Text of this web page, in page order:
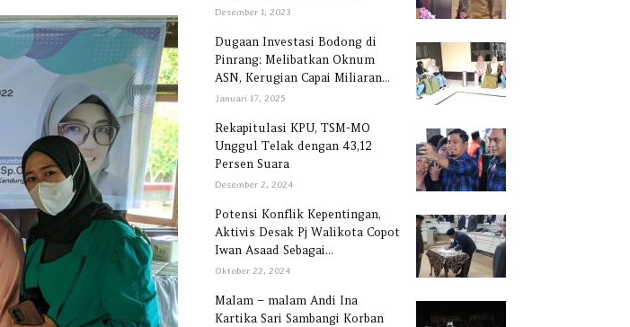
Sulawesi
Desember 1, 2023
Dugaan Investasi Bodong di
Pinrang: Melibatkan Oknum
ASN, Kerugian Capai Miliaran...
Januari 17, 2025
Rekapitulasi KPU, TSM-MO
Unggul Telak dengan 43,12
Persen Suara
Desember 2, 2024
Potensi Konflik Kepentingan,
Aktivis Desak Pj Walikota Copot
Iwan Asaad Sebagai...
Oktober 22, 2024
Malam – malam Andi Ina
Kartika Sari Sambangi Korban